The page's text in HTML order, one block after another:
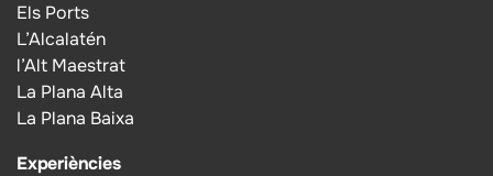
Els Ports
L’Alcalatén
l’Alt Maestrat
La Plana Alta
La Plana Baixa
Experiències